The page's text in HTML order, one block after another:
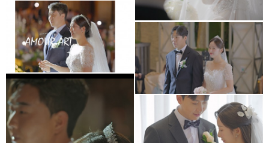
아모르아트웨딩컨벤션
본식영상
아모르아트 아모르홀
아르떼웨딩홀